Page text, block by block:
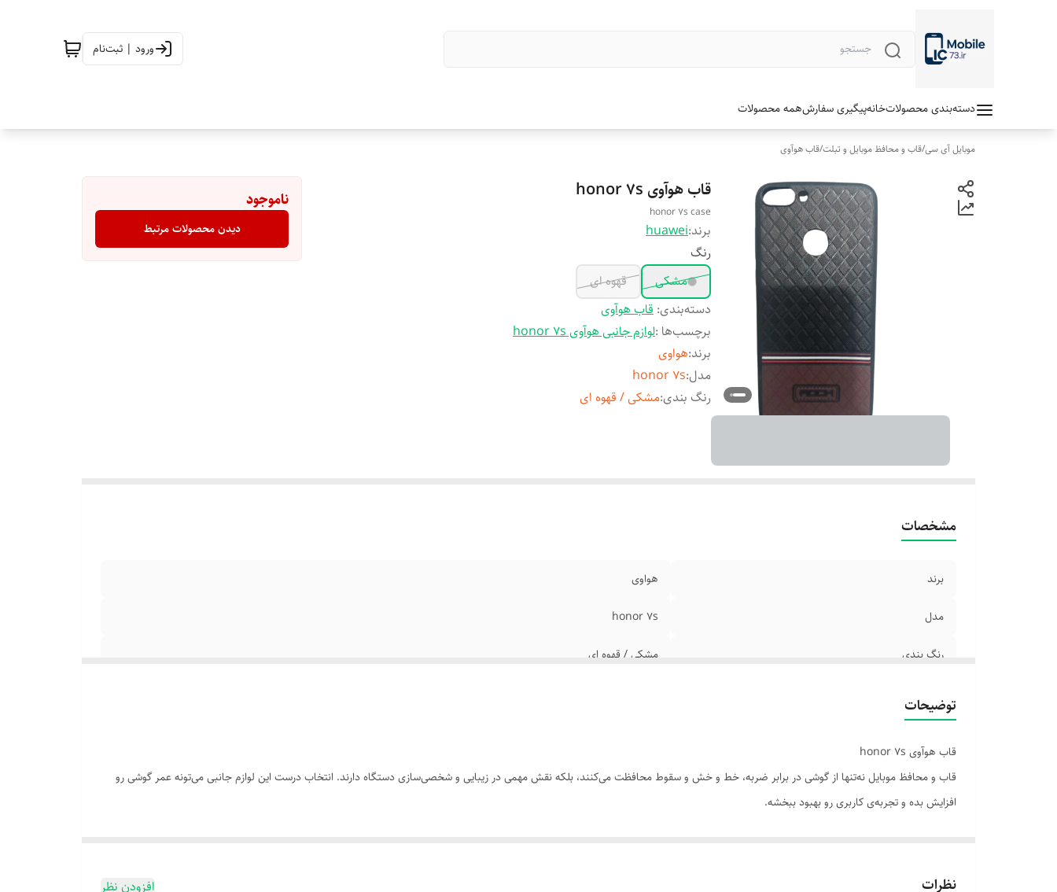
ورود | ثبت‌نام
دسته‌بندی محصولاتخانهپیگیری سفارشهمه محصولات
موبایل آی سی/قاب و محافظ موبایل و تبلت/قاب هوآوی
قاب هوآوی honor 7s
honor 7s case
برند:huawei
رنگ
مشکی
قهوه ای
دسته‌بندی: قاب هوآوی
برچسب‌ها :لوازم جانبی هوآوی honor 7s
برند:هواوی
مدل:
honor 7s
رنگ بندی:مشکی / قهوه ای
ناموجود
دیدن محصولات مرتبط
مشخصات
برند هواوی
مدل honor 7s
رنگ بندی مشکی / قهوه ای
توضیحات
قاب هوآوی honor 7s
قاب و محافظ موبایل نه‌تنها از گوشی در برابر ضربه، خط و خش و سقوط محافظت می‌کنند، بلکه نقش مهمی در زیبایی و شخصی‌سازی دستگاه دارند. انتخاب درست این لوازم جانبی می‌تونه عمر گوشی رو
افزایش بده و تجربه‌ی کاربری رو بهبود ببخشه.
جنس باکیفیت: سیلیکون نرم، TPU مقاوم، پلی‌کربنات یا ترکیبی از چند ماده.نظرات افزودن نظر